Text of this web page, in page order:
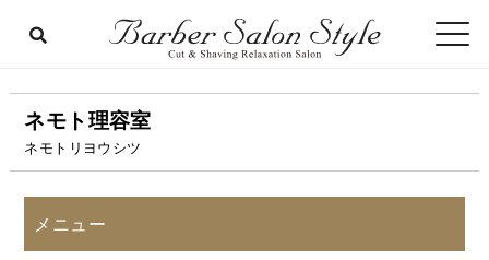
ネモト理容室
ネモトリヨウシツ
メニュー